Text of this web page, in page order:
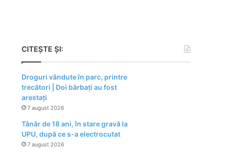
CITEȘTE ȘI:
Droguri vândute în parc, printre
trecători | Doi bărbați au fost
arestați
7 august 2026
Tânăr de 18 ani, în stare gravă la
UPU, după ce s-a electrocutat
7 august 2026